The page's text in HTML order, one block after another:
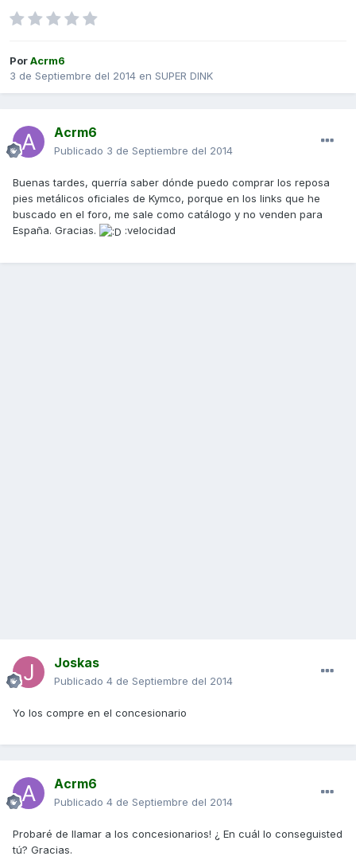
PorAcrm6
3 de Septiembre del 2014 en SUPER DINK
Acrm6
Publicado 3 de Septiembre del 2014
Buenas tardes, querría saber dónde puedo comprar los reposa
pies metálicos oficiales de Kymco, porque en los links que he
buscado en el foro, me sale como catálogo y no venden para
España. Gracias.
:velocidad
Joskas
Publicado 4 de Septiembre del 2014
Yo los compre en el concesionario
Acrm6
Publicado 4 de Septiembre del 2014
Probaré de llamar a los concesionarios! ¿ En cuál lo conseguisted
tú? Gracias.